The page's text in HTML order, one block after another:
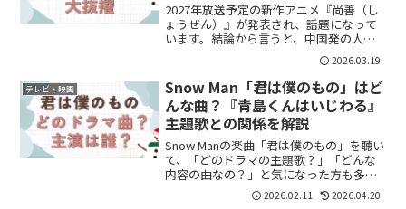
2027年放送予定の新作アニメ『尚善（し
ょうぜん）』が発表され、話題になって
います。結論から言うと、中国発の人気
漫画を原作にした“成長×冒険ファンタジ
ー”で、豪華キャストが集結した注目作で
す。特に、Snow Manの佐久間大介さんが
出演する...
2026.03.19
テレビ・映画
Snow Man「君は僕のもの」はど
んな曲？『青島くんはいじわる』
主題歌との関係を解説
Snow Manの楽曲「君は僕のもの」を聴い
て、「どのドラマの主題歌？」「どんな
内容の曲なの？」と気になった方も多い
のではないでしょうか。結論からいう
と、「君は僕のもの」はドラマ『青島く
2026.02.11 2026.04.20